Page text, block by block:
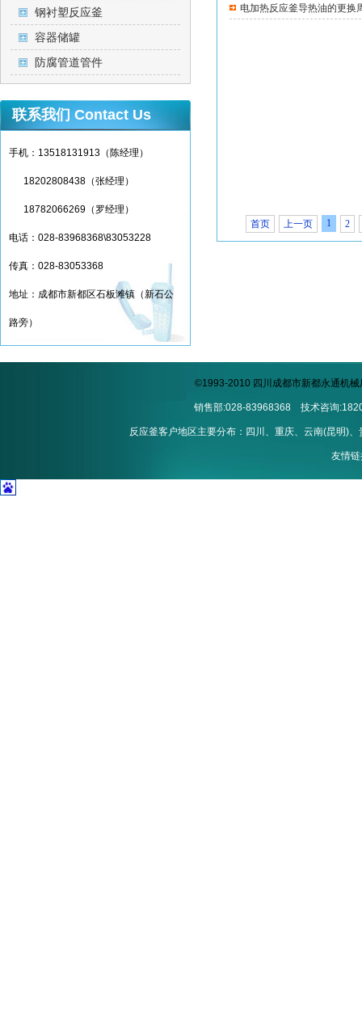
电加热反应釜导热油的更换
首页 上一页 1 2
钢衬塑反应釜
容器储罐
防腐管道管件
联系我们 Contact Us
手机：13518131913（陈经理）
18202808438（张经理）
18782066269（罗经理）
电话：028-83968368\83053228
传真：028-83053368
地址：成都市新都区石板滩镇（新石公
路旁）
©1993-2010 四川成都市新都永通机
销售部:028-83968368 技术咨询
反应釜客户地区主要分布：四川、重庆、云南(昆明)
友情